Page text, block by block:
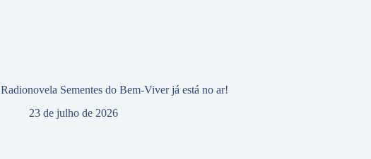
Radionovela Sementes do Bem-Viver já está no ar!
23 de julho de 2026